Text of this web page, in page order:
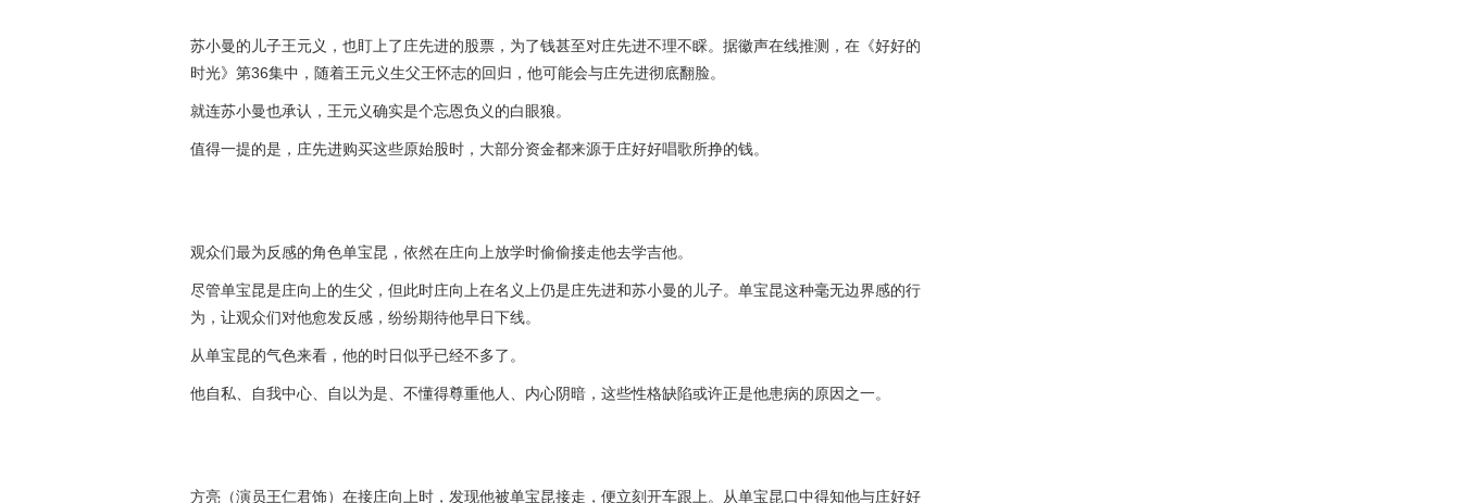
苏小曼的儿子王元义，也盯上了庄先进的股票，为了钱甚至对庄先进不理不睬。据徽声在线推测，在《好好的
时光》第36集中，随着王元义生父王怀志的回归，他可能会与庄先进彻底翻脸。
就连苏小曼也承认，王元义确实是个忘恩负义的白眼狼。
值得一提的是，庄先进购买这些原始股时，大部分资金都来源于庄好好唱歌所挣的钱。
观众们最为反感的角色单宝昆，依然在庄向上放学时偷偷接走他去学吉他。
尽管单宝昆是庄向上的生父，但此时庄向上在名义上仍是庄先进和苏小曼的儿子。单宝昆这种毫无边界感的行
为，让观众们对他愈发反感，纷纷期待他早日下线。
从单宝昆的气色来看，他的时日似乎已经不多了。
他自私、自我中心、自以为是、不懂得尊重他人、内心阴暗，这些性格缺陷或许正是他患病的原因之一。
方亮（演员王仁君饰）在接庄向上时，发现他被单宝昆接走，便立刻开车跟上。从单宝昆口中得知他与庄好好